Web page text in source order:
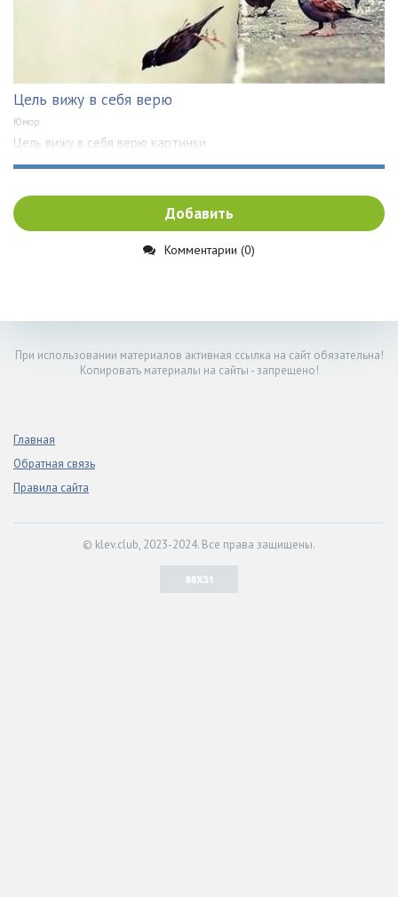
Цель вижу в себя верю
Юмор
Цель вижу в себя верю картинки
Добавить
Комментарии (0)
При использовании материалов активная ссылка на сайт обязательна!
Копировать материалы на сайты - запрещено!
Главная
Обратная связь
Правила сайта
© klev.club, 2023-2024. Все права защищены.